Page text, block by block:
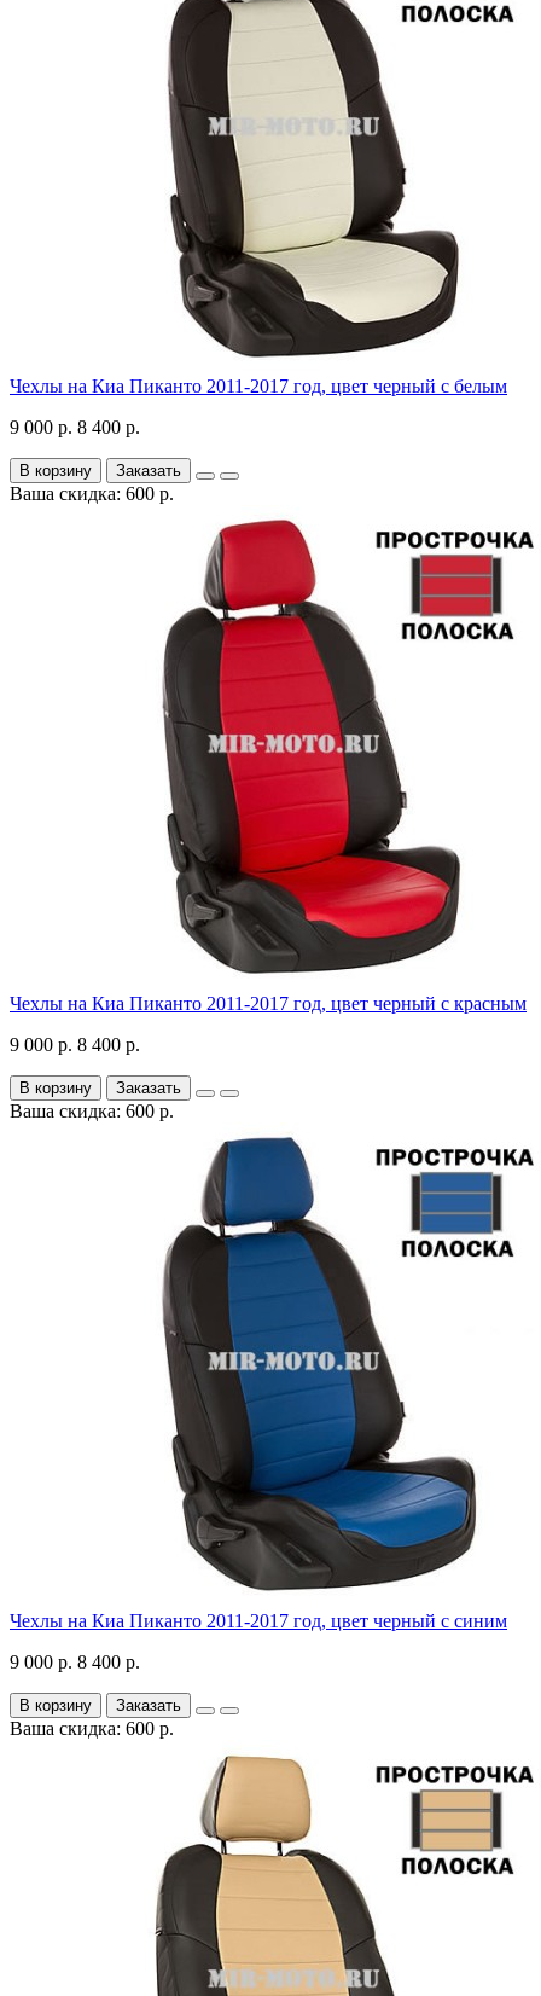
Чехлы на Киа Пиканто 2011-2017 год, цвет черный с белым
9 000 р. 8 400 р.
В корзину Заказать
Ваша скидка: 600 р.
Чехлы на Киа Пиканто 2011-2017 год, цвет черный с красным
9 000 р. 8 400 р.
В корзину Заказать
Ваша скидка: 600 р.
Чехлы на Киа Пиканто 2011-2017 год, цвет черный с синим
9 000 р. 8 400 р.
В корзину Заказать
Ваша скидка: 600 р.